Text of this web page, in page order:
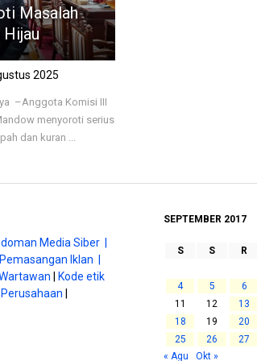
Masalah
Hijau
2025
–Anggota Komisi III
menyoroti serius
dan kuran ...
Media Siber |
Pemasangan Iklan |
Kode etik
SEPTEMBER 2017
S S R
4
5 6
11
12 13
18
19 20
25
26 27
« Agu
Okt »